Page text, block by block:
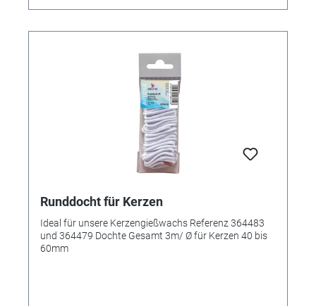
Runddocht für Kerzen
Ideal für unsere Kerzengießwachs Referenz 364483
und 364479 Dochte Gesamt 3m/ Ø für Kerzen 40 bis
60mm